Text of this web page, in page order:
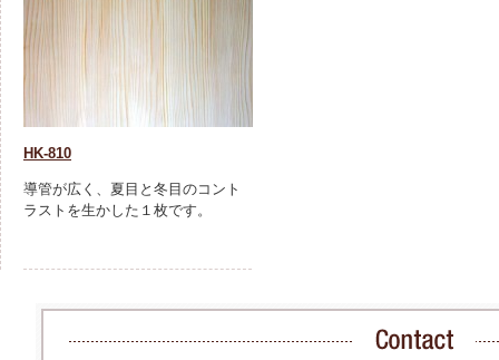
HK-810
導管が広く、夏目と冬目のコント
ラストを生かした１枚です。